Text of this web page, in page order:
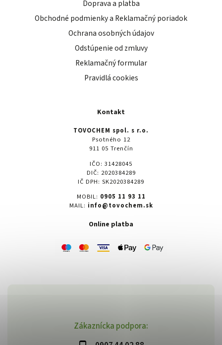
Zákaznícka podpora:
Doprava a platba
Obchodné podmienky a Reklamačný poriadok
Ochrana osobných údajov
Odstúpenie od zmluvy
Reklamačný formular
Pravidlá cookies
Kontakt
TOVOCHEM spol. s r.o.
Psotného 12
911 05 Trenčín
IČO: 31428045
DIČ: 2020384289
IČ DPH: SK2020384289
MOBIL: 0905 11 93 11
MAIL: info@tovochem.sk
Online platba